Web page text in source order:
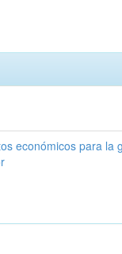
económicos para la